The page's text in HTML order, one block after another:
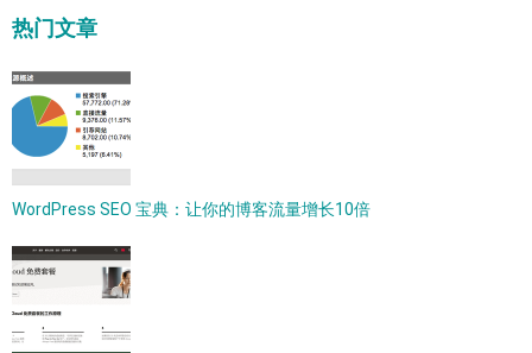
热门文章
WordPress SEO 宝典：让你的博客流量增长10倍